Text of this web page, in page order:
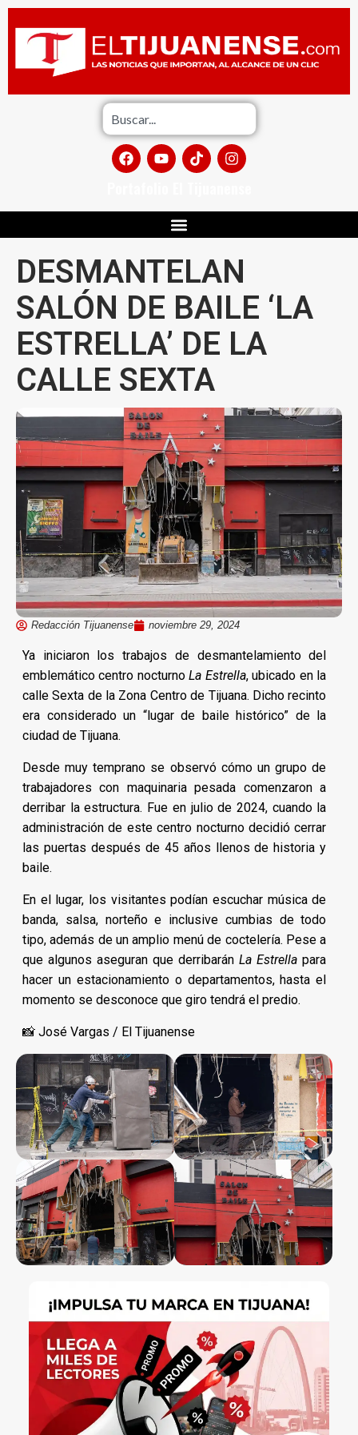
DESMANTELAN
SALÓN DE BAILE ‘LA
ESTRELLA’ DE LA
CALLE SEXTA
Redacción Tijuanense noviembre 29, 2024
Ya iniciaron los trabajos de desmantelamiento del
emblemático centro nocturnoLa Estrella, ubicado en la
calle Sexta de la Zona Centro de Tijuana. Dicho recinto
era considerado un “lugar de baile histórico” de la
ciudad de Tijuana.
Desde muy temprano se observó cómo un grupo de
trabajadores con maquinaria pesada comenzaron a
derribar la estructura. Fue en julio de 2024, cuando la
administración de este centro nocturno decidió cerrar
las puertas después de 45 años llenos de historia y
baile.
En el lugar, los visitantes podían escuchar música de
banda, salsa, norteño e inclusive cumbias de todo
tipo, además de un amplio menú de coctelería. Pese a
que algunos aseguran que derribaránLa Estrella para
hacer un estacionamiento o departamentos, hasta el
momento se desconoce que giro tendrá el predio.
📸 José Vargas / El Tijuanense